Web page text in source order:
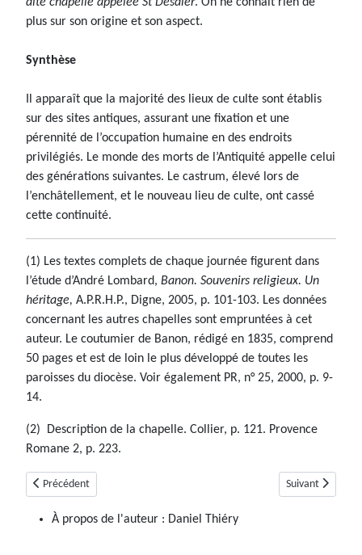
plus sur son origine et son aspect.
Synthèse
Il apparaît que la majorité des lieux de culte sont établis
sur des sites antiques, assurant une fixation et une
pérennité de l’occupation humaine en des endroits
privilégiés. Le monde des morts de l’Antiquité appelle celui
des générations suivantes. Le castrum, élevé lors de
l’enchâtellement, et le nouveau lieu de culte, ont cassé
cette continuité.
(1) Les textes complets de chaque journée figurent dans
l’étude d’André Lombard, Banon. Souvenirs religieux. Un
héritage, A.P.R.H.P., Digne, 2005, p. 101-103. Les données
concernant les autres chapelles sont empruntées à cet
auteur. Le coutumier de Banon, rédigé en 1835, comprend
50 pages et est de loin le plus développé de toutes les
paroisses du diocèse. Voir également PR, n° 25, 2000, p. 9-
14.
(2) Description de la chapelle. Collier, p. 121. Provence
Romane 2, p. 223.
Article précédent : Auzet (04)
Précédent Article suivant :
Suivant
À propos de l'auteur : Daniel Thiéry